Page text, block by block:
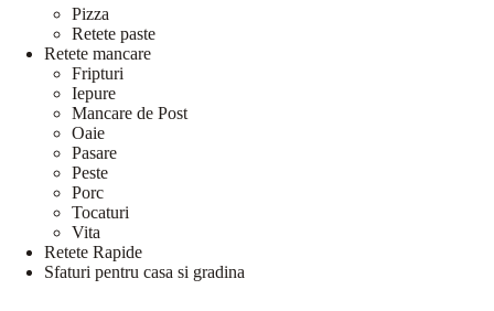
Pizza
Retete paste
Retete mancare
Fripturi
Iepure
Mancare de Post
Oaie
Pasare
Peste
Porc
Tocaturi
Vita
Retete Rapide
Sfaturi pentru casa si gradina